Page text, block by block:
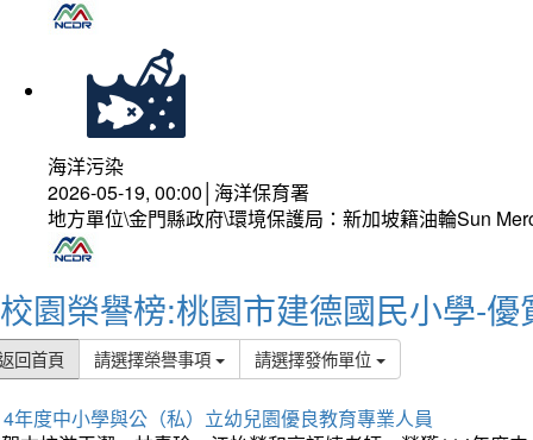
海洋污染
2026-05-19, 00:00│海洋保育署
地方單位\金門縣政府\環境保護局：新加坡籍油輪Sun
校園榮譽榜:桃園市建德國民小學-優
回首頁 請選擇榮譽事項 請選擇發佈單位
年度中小學與公（私）立幼兒園優良教育專業人員